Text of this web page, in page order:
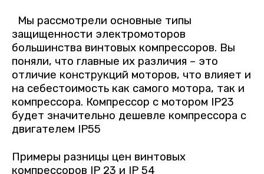
Мы рассмотрели основные типы
защищенности электромоторов
большинства винтовых компрессоров. Вы
поняли, что главные их различия – это
отличие конструкций моторов, что влияет и
на себестоимость как самого мотора, так и
компрессора. Компрессор с мотором IP23
будет значительно дешевле компрессора с
двигателем IP55
Примеры разницы цен винтовых
компрессоров IP 23 и IP 54